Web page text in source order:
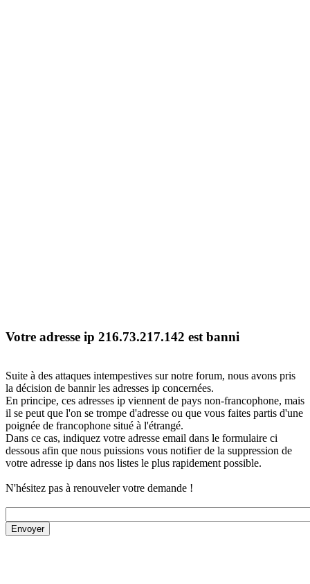
Votre adresse ip 216.73.217.142 est banni
Suite à des attaques intempestives sur notre forum, nous avons pris
la décision de bannir les adresses ip concernées.
En principe, ces adresses ip viennent de pays non-francophone, mais
il se peut que l'on se trompe d'adresse ou que vous faites partis d'une
poignée de francophone situé à l'étrangé.
Dans ce cas, indiquez votre adresse email dans le formulaire ci
dessous afin que nous puissions vous notifier de la suppression de
votre adresse ip dans nos listes le plus rapidement possible.
N'hésitez pas à renouveler votre demande !